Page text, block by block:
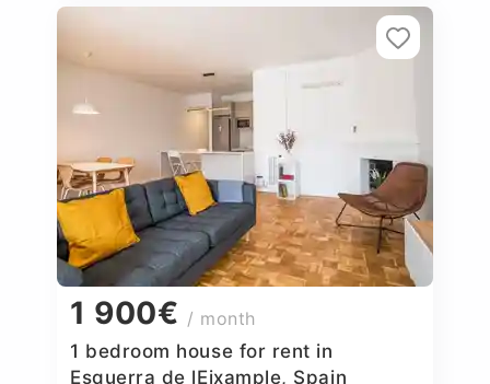
1 900€ / month
1 bedroom house for rent in
Esquerra de lEixample, Spain